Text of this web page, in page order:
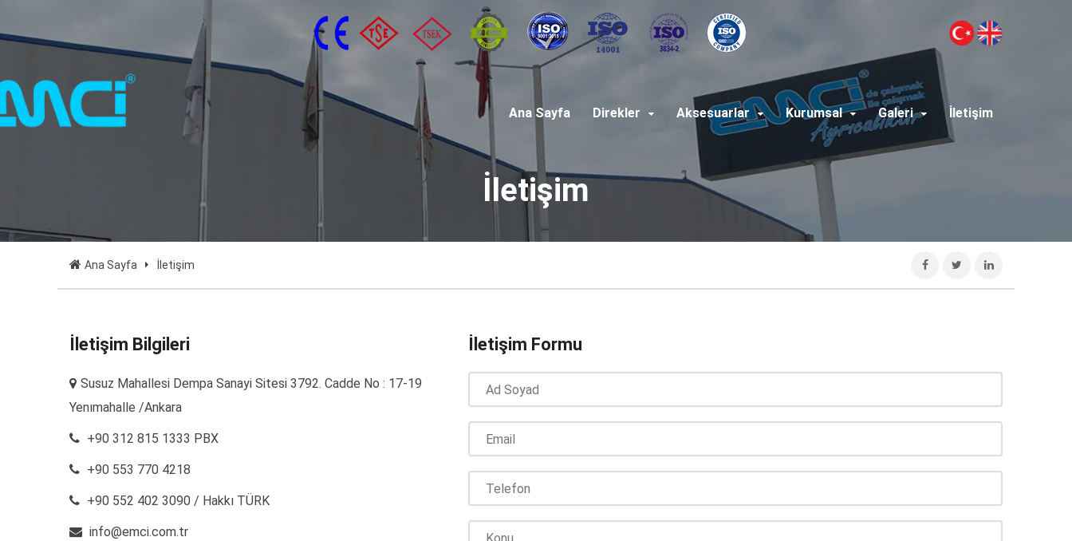
Ana Sayfa Direkler Aksesuarlar Kurumsal Galeri İletişim
İletişim
Ana Sayfa İletişim
İletişim Bilgileri
Susuz Mahallesi Dempa Sanayi Sitesi 3792. Cadde No : 17-19
Yenımahalle /Ankara
+90 312 815 1333 PBX
+90 553 770 4218
+90 552 402 3090 / Hakkı TÜRK
info@emci.com.tr
İletişim Formu